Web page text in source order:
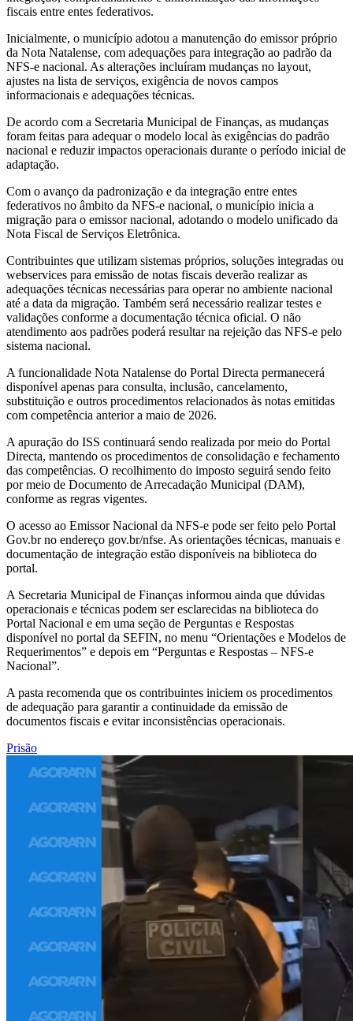
fiscais entre entes federativos.
Inicialmente, o município adotou a manutenção do emissor próprio
da Nota Natalense, com adequações para integração ao padrão da
NFS-e nacional. As alterações incluíram mudanças no layout,
ajustes na lista de serviços, exigência de novos campos
informacionais e adequações técnicas.
De acordo com a Secretaria Municipal de Finanças, as mudanças
foram feitas para adequar o modelo local às exigências do padrão
nacional e reduzir impactos operacionais durante o período inicial de
adaptação.
Com o avanço da padronização e da integração entre entes
federativos no âmbito da NFS-e nacional, o município inicia a
migração para o emissor nacional, adotando o modelo unificado da
Nota Fiscal de Serviços Eletrônica.
Contribuintes que utilizam sistemas próprios, soluções integradas ou
webservices para emissão de notas fiscais deverão realizar as
adequações técnicas necessárias para operar no ambiente nacional
até a data da migração. Também será necessário realizar testes e
validações conforme a documentação técnica oficial. O não
atendimento aos padrões poderá resultar na rejeição das NFS-e pelo
sistema nacional.
A funcionalidade Nota Natalense do Portal Directa permanecerá
disponível apenas para consulta, inclusão, cancelamento,
substituição e outros procedimentos relacionados às notas emitidas
com competência anterior a maio de 2026.
A apuração do ISS continuará sendo realizada por meio do Portal
Directa, mantendo os procedimentos de consolidação e fechamento
das competências. O recolhimento do imposto seguirá sendo feito
por meio de Documento de Arrecadação Municipal (DAM),
conforme as regras vigentes.
O acesso ao Emissor Nacional da NFS-e pode ser feito pelo Portal
Gov.br no endereço gov.br/nfse. As orientações técnicas, manuais e
documentação de integração estão disponíveis na biblioteca do
portal.
A Secretaria Municipal de Finanças informou ainda que dúvidas
operacionais e técnicas podem ser esclarecidas na biblioteca do
Portal Nacional e em uma seção de Perguntas e Respostas
disponível no portal da SEFIN, no menu “Orientações e Modelos de
Requerimentos” e depois em “Perguntas e Respostas – NFS-e
Nacional”.
A pasta recomenda que os contribuintes iniciem os procedimentos
de adequação para garantir a continuidade da emissão de
documentos fiscais e evitar inconsistências operacionais.
Prisão